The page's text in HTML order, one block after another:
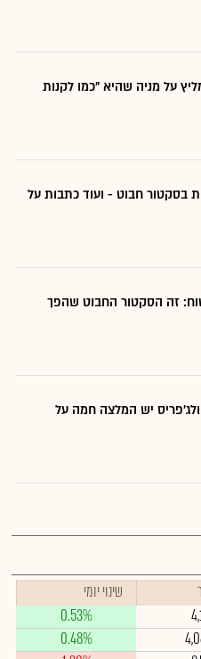
על מניה שהיא "כמו לקנות
בסקטור חבוט - ועוד כתבות על
זה הסקטור החבוט שהפך
יש המלצה חמה על
שינוי יומי
0.53%
0.48%